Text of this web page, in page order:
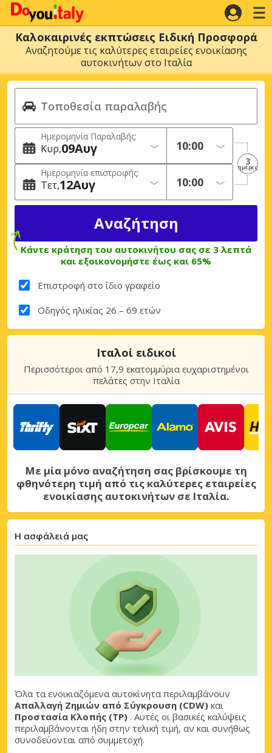
Καλοκαιρινές εκπτώσεις Ειδική Προσφορά
Αναζητούμε τις καλύτερες εταιρείες ενοικίασης
αυτοκινήτων στο Ιταλία
Ημερομηνία Παραλαβής:
Κυρ 09Αυγ
Ημερομηνία επιστροφής:
Τετ 12Αυγ
3
ημέρες
Κάντε κράτηση του αυτοκινήτου σας σε 3 λεπτά
και εξοικονομήστε έως και 65%
Επιστροφή στο ίδιο γραφείο
Οδηγός ηλικίας 26 – 69 ετών
Ιταλοί ειδικοί
Περισσότεροι από 17,9 εκατομμύρια ευχαριστημένοι
πελάτες στην Ιταλία
Με μία μόνο αναζήτηση σας βρίσκουμε τη
φθηνότερη τιμή από τις καλύτερες εταιρείες
ενοικίασης αυτοκινήτων σε Ιταλία.
Η ασφάλειά μας
Όλα τα ενοικιαζόμενα αυτοκίνητα περιλαμβάνουν
Απαλλαγή Ζημιών από Σύγκρουση (CDW) και
Προστασία Κλοπής (TP) . Αυτές οι βασικές καλύψεις
περιλαμβάνονται ήδη στην τελική τιμή, αν και συνήθως
συνοδεύονται από συμμετοχή.